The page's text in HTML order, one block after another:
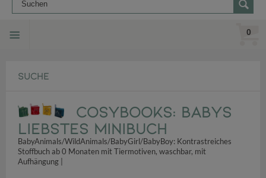
0
SUCHE
CosyBooks: Babys
liebstes Minibuch
BabyAnimals/WildAnimals/BabyGirl/BabyBoy: Kontrastreiches
Stoffbuch ab 0 Monaten mit Tiermotiven, waschbar, mit
Aufhängung |